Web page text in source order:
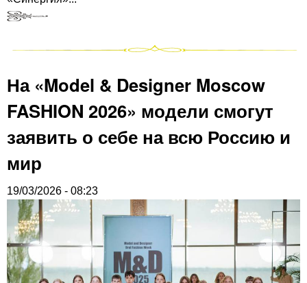
На «Model & Designer Moscow
FASHION 2026» модели смогут
заявить о себе на всю Россию и
мир
19/03/2026 - 08:23